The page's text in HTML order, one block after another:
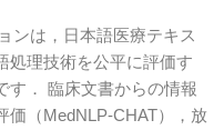
ンは，日本語医療テキス
処理技術を公平に評価す
す． 臨床文書からの情報
価（MedNLP-CHAT），放